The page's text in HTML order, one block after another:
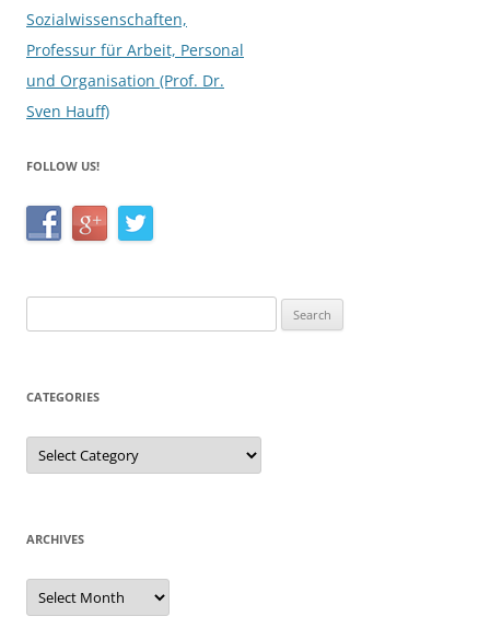
Sozialwissenschaften,
Professur für Arbeit, Personal
und Organisation (Prof. Dr.
Sven Hauff)
FOLLOW US!
for:
CATEGORIES
Categories
ARCHIVES
Archives